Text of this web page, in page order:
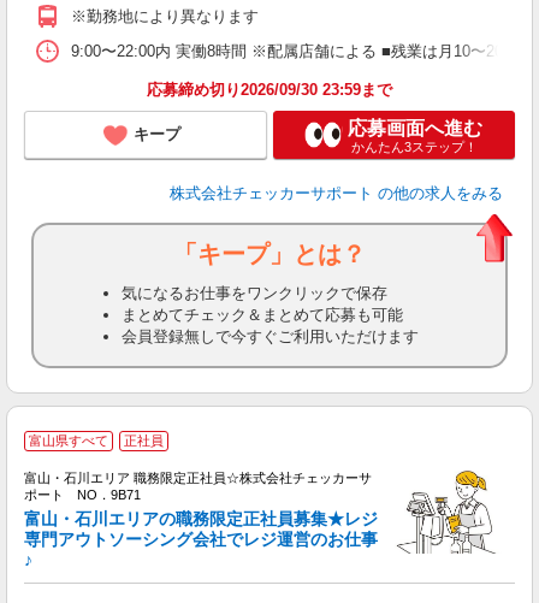
※勤務地により異なります
9:00〜22:00内 実働8時間 ※配属店舗による ■残業は月10〜20時
応募締め切り2026/09/30 23:59まで
キープ 応募画面へ進む
かんたん3ステップ！
株式会社チェッカーサポート の他の求人をみる
「キープ」とは？
気になるお仕事をワンクリックで保存
まとめてチェック＆まとめて応募も可能
会員登録無しで今すぐご利用いただけます
富山県すべて 正社員
富山・石川エリア 職務限定正社員☆株式会社チェッカーサ
ポート NO．9B71
富山・石川エリアの職務限定正社員募集★レジ
専門アウトソーシング会社でレジ運営のお仕事
♪